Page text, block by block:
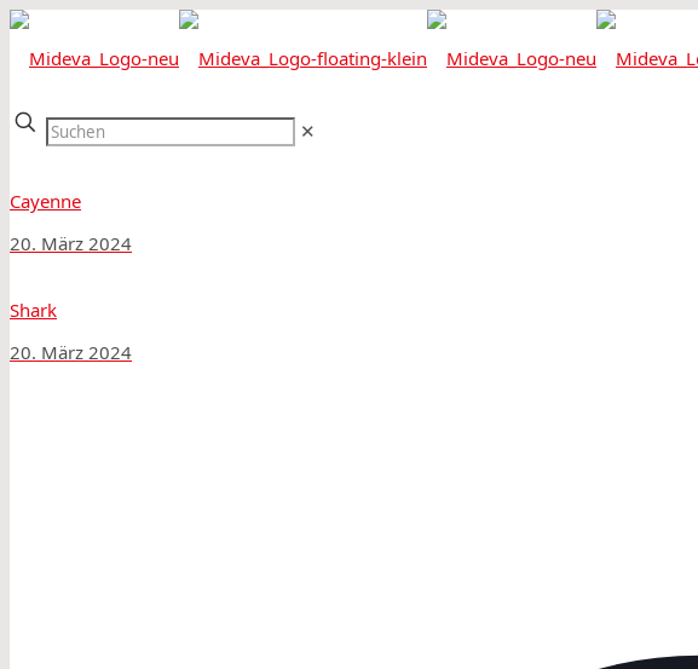
✕
Cayenne
20. März 2024
Shark
20. März 2024